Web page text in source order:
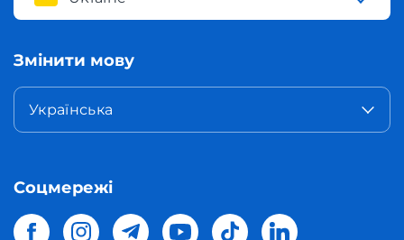
Змінити мову
Українська
Соцмережі